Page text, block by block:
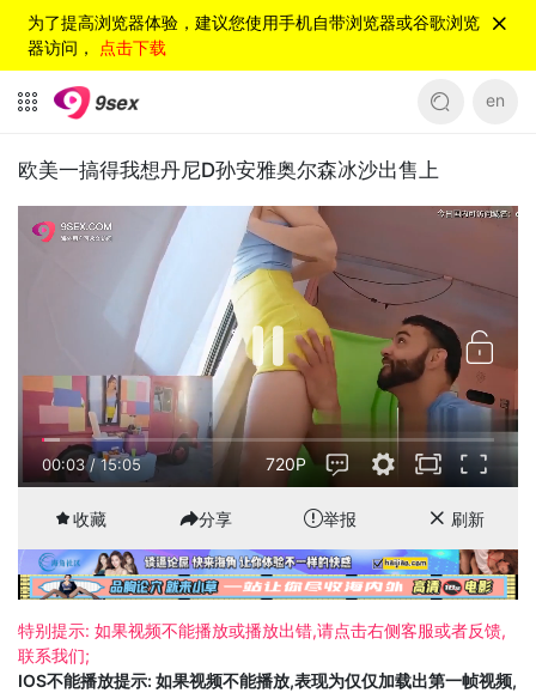
为了提高浏览器体验，建议您使用手机自带浏览器或谷歌浏览
器访问， 点击下载
en
欧美一搞得我想丹尼D孙安雅奥尔森冰沙出售上
00:04/15:05 720P
收藏 分享 举报 刷新
特别提示: 如果视频不能播放或播放出错,请点击右侧客服或者反馈,
联系我们;
IOS不能播放提示: 如果视频不能播放,表现为仅仅加载出第一帧视频,